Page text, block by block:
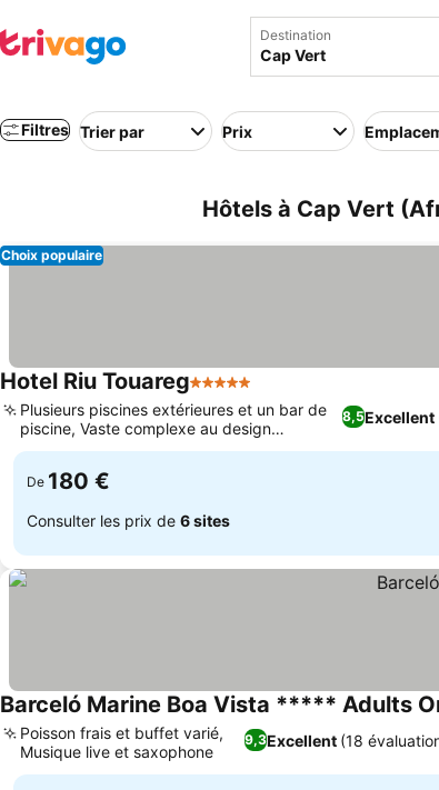
Destination
Filtres Trier par Prix
Hôtels à Cap Vert
Choix populaire
Hotel Riu Touareg5 Étoiles
8,5Excellent
Plusieurs piscines extérieures et un bar de
piscine, Vaste complexe au design
d'inspiration africaine
De 180 €
Consulter les prix de 6 sites
Barceló Marine Boa Vista ***** Adults
9,3Excellent (18
Poisson frais et buffet varié,
Musique live et saxophone